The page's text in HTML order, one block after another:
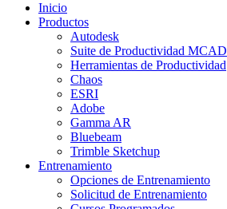
Inicio
Productos
Autodesk
Suite de Productividad MCAD
Herramientas de Productividad
Chaos
ESRI
Adobe
Gamma AR
Bluebeam
Trimble Sketchup
Entrenamiento
Opciones de Entrenamiento
Solicitud de Entrenamiento